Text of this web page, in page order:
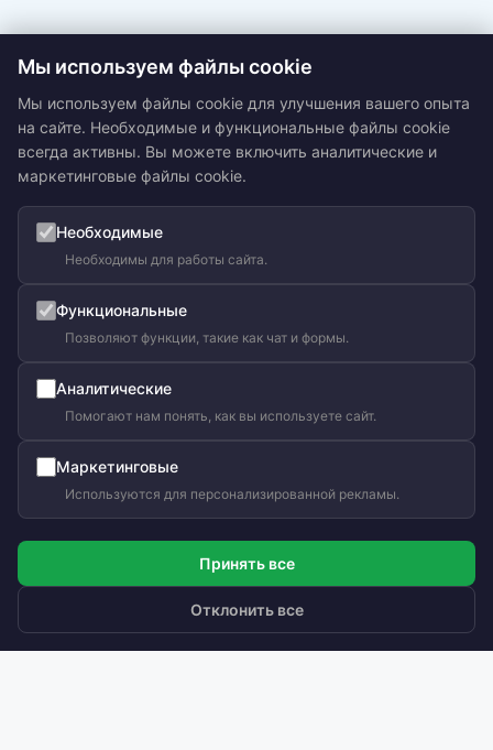
Мы используем файлы cookie
Мы используем файлы cookie для улучшения вашего опыта
на сайте. Необходимые и функциональные файлы cookie
всегда активны. Вы можете включить аналитические и
маркетинговые файлы cookie.
Необходимые
Необходимы для работы сайта.
Функциональные
Позволяют функции, такие как чат и формы.
Аналитические
Помогают нам понять, как вы используете сайт.
Маркетинговые
Используются для персонализированной рекламы.
Принять все
Отклонить все